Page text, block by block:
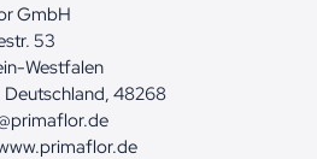
GmbH
53
Westfalen
Deutschland, 48268